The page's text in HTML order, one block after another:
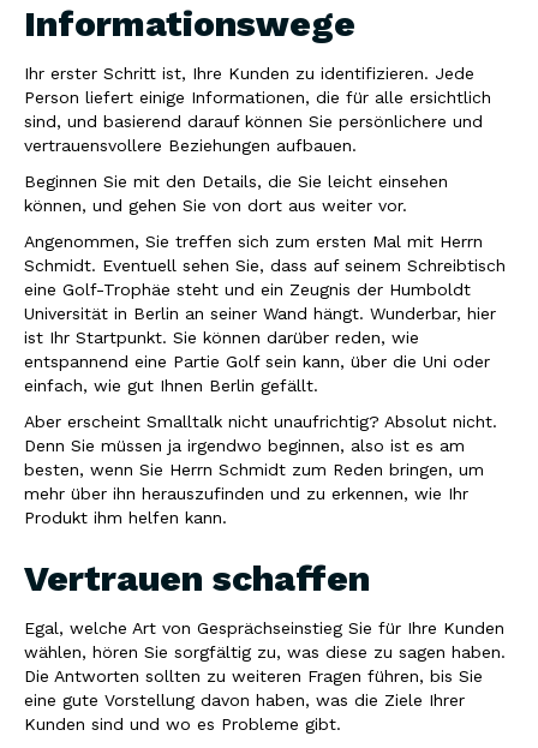
Informationswege
Ihr erster Schritt ist, Ihre Kunden zu identifizieren. Jede
Person liefert einige Informationen, die für alle ersichtlich
sind, und basierend darauf können Sie persönlichere und
vertrauensvollere Beziehungen aufbauen.
Beginnen Sie mit den Details, die Sie leicht einsehen
können, und gehen Sie von dort aus weiter vor.
Angenommen, Sie treffen sich zum ersten Mal mit Herrn
Schmidt. Eventuell sehen Sie, dass auf seinem Schreibtisch
eine Golf-Trophäe steht und ein Zeugnis der Humboldt
Universität in Berlin an seiner Wand hängt. Wunderbar, hier
ist Ihr Startpunkt. Sie können darüber reden, wie
entspannend eine Partie Golf sein kann, über die Uni oder
einfach, wie gut Ihnen Berlin gefällt.
Aber erscheint Smalltalk nicht unaufrichtig? Absolut nicht.
Denn Sie müssen ja irgendwo beginnen, also ist es am
besten, wenn Sie Herrn Schmidt zum Reden bringen, um
mehr über ihn herauszufinden und zu erkennen, wie Ihr
Produkt ihm helfen kann.
Vertrauen schaffen
Egal, welche Art von Gesprächseinstieg Sie für Ihre Kunden
wählen, hören Sie sorgfältig zu, was diese zu sagen haben.
Die Antworten sollten zu weiteren Fragen führen, bis Sie
eine gute Vorstellung davon haben, was die Ziele Ihrer
Kunden sind und wo es Probleme gibt.